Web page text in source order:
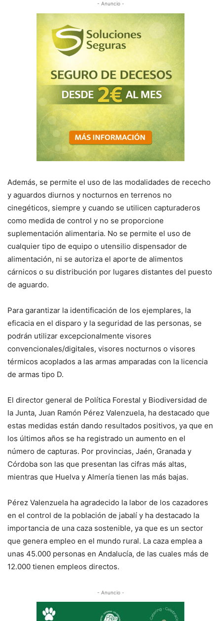
- Anuncio -
Además, se permite el uso de las modalidades de rececho
y aguardos diurnos y nocturnos en terrenos no
cinegéticos, siempre y cuando se utilicen capturaderos
como medida de control y no se proporcione
suplementación alimentaria. No se permite el uso de
cualquier tipo de equipo o utensilio dispensador de
alimentación, ni se autoriza el aporte de alimentos
cárnicos o su distribución por lugares distantes del puesto
de aguardo.
Para garantizar la identificación de los ejemplares, la
eficacia en el disparo y la seguridad de las personas, se
podrán utilizar excepcionalmente visores
convencionales/digitales, visores nocturnos o visores
térmicos acoplados a las armas amparadas con la licencia
de armas tipo D.
El director general de Política Forestal y Biodiversidad de
la Junta, Juan Ramón Pérez Valenzuela, ha destacado que
estas medidas están dando resultados positivos, ya que en
los últimos años se ha registrado un aumento en el
número de capturas. Por provincias, Jaén, Granada y
Córdoba son las que presentan las cifras más altas,
mientras que Huelva y Almería tienen las más bajas.
Pérez Valenzuela ha agradecido la labor de los cazadores
en el control de la población de jabalí y ha destacado la
importancia de una caza sostenible, ya que es un sector
que genera empleo en el mundo rural. La caza emplea a
unas 45.000 personas en Andalucía, de las cuales más de
12.000 tienen empleos directos.
- Anuncio -